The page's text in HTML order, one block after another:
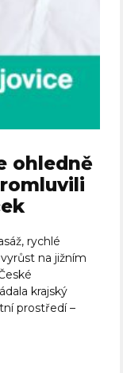
ohledně
rychlé
na jižním
krajský
prostředí –